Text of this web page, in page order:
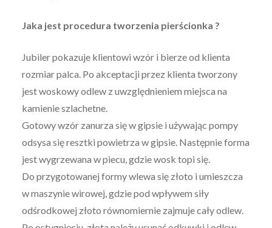
Jaka jest procedura tworzenia pierścionka ?
Jubiler pokazuje klientowi wzór i bierze od klienta
rozmiar palca. Po akceptacji przez klienta tworzony
jest woskowy odlew z uwzględnieniem miejsca na
kamienie szlachetne.
Gotowy wzór zanurza się w gipsie i używając pompy
odsysa się resztki powietrza w gipsie. Następnie forma
jest wygrzewana w piecu, gdzie wosk topi się.
Do przygotowanej formy wlewa się złoto i umieszcza
w maszynie wirowej, gdzie pod wpływem siły
odśrodkowej złoto równomiernie zajmuje cały odlew.